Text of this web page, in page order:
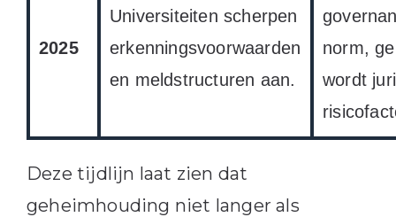
2025
Universiteiten scherpen
erkenningsvoorwaarden
en meldstructuren aan.
norm,
wordt
Deze tijdlijn laat zien dat
geheimhouding niet langer als